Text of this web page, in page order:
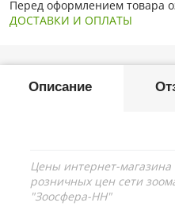
Перед оформлением товара
ДОСТАВКИ И ОПЛАТЫ
Описание
Цены интернет-магазина
розничных цен сети
"Зоосфера-НН"